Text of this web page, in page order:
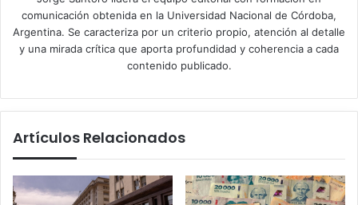
comunicación obtenida en la Universidad Nacional de Córdoba,
Argentina. Se caracteriza por un criterio propio, atención al detalle
y una mirada crítica que aporta profundidad y coherencia a cada
contenido publicado.
Artículos Relacionados